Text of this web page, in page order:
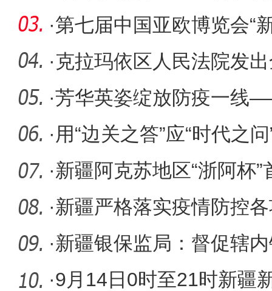
业大
·第七届中国亚欧博览会“
商品
·克拉玛依区人民法院发
人犯罪记
·芳华英姿绽放防疫一线
乌鲁木齐
·用“边关之答”应“时代之问
·新疆阿克苏地区“浙阿杯
幕
·新疆严格落实疫情防控
构场所出
·新疆银保监局：督促辖
小微企业
·9月14日0时至21时新疆